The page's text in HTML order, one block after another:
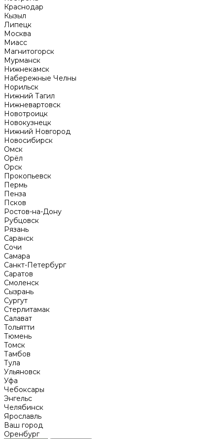
Краснодар
Кызыл
Липецк
Москва
Миасс
Магнитогорск
Мурманск
Нижнекамск
Набережные Челны
Норильск
Нижний Тагил
Нижневартовск
Новотроицк
Новокузнецк
Нижний Новгород
Новосибирск
Омск
Орёл
Орск
Прокопьевск
Пермь
Пенза
Псков
Ростов-на-Дону
Рубцовск
Рязань
Саранск
Сочи
Самара
Санкт-Петербург
Саратов
Смоленск
Сызрань
Сургут
Стерлитамак
Салават
Тольятти
Тюмень
Томск
Тамбов
Тула
Ульяновск
Уфа
Чебоксары
Энгельс
Челябинск
Ярославль
Ваш город
Оренбург